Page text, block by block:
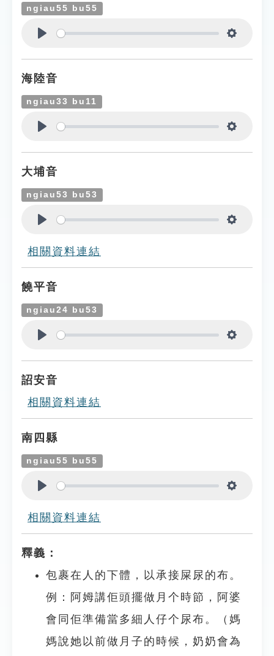
ngiau55 bu55
海陸音
ngiau33 bu11
大埔音
ngiau53 bu53
相關資料連結
饒平音
ngiau24 bu53
詔安音
相關資料連結
南四縣
ngiau55 bu55
相關資料連結
釋義：
包裹在人的下體，以承接屎尿的布。
例：阿姆講佢頭擺做月个時節，阿婆
會同佢準備當多細人仔个尿布。（媽
媽說她以前做月子的時候，奶奶會為